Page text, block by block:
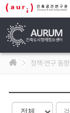
정책·연구 동향